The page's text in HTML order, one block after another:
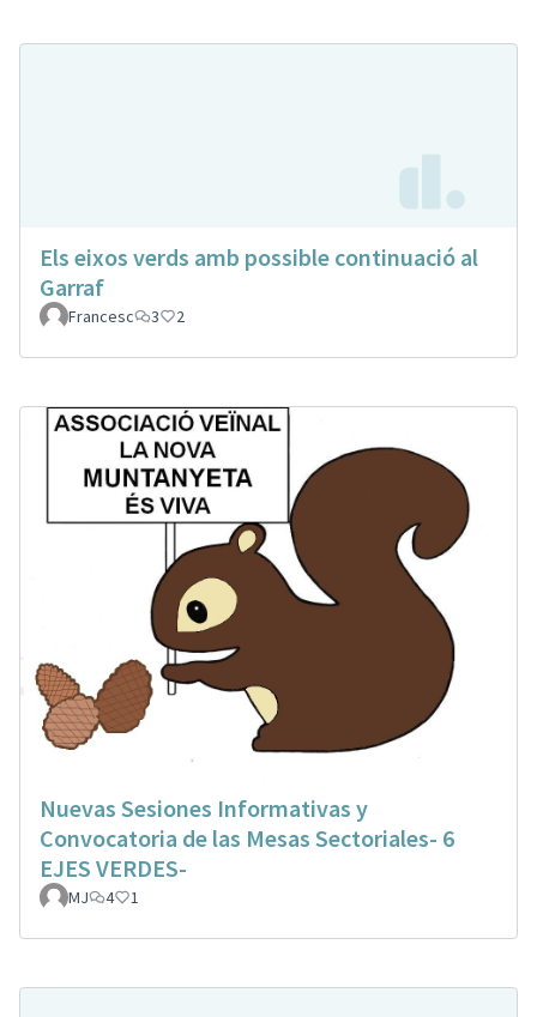
Els eixos verds amb possible continuació al
Garraf
Francesc 3 2
Nuevas Sesiones Informativas y
Convocatoria de las Mesas Sectoriales- 6
EJES VERDES-
MJ 4 1